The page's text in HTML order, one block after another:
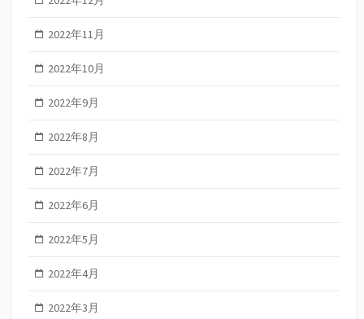
2022年11月
2022年10月
2022年9月
2022年8月
2022年7月
2022年6月
2022年5月
2022年4月
2022年3月